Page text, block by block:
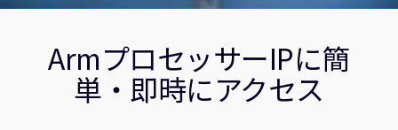
企業様向けFlexible Access
その他のお問い合わせ
Arm Integrity Helpline
開発
サポート&トレーニング
ArmプロセッサーIPに簡
単・即時にアクセス